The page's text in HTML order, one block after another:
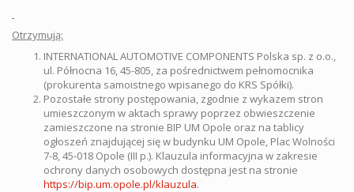
Otrzymują:
INTERNATIONAL AUTOMOTIVE COMPONENTS Polska sp. z o.o.,
ul. Północna 16, 45-805, za pośrednictwem pełnomocnika
(prokurenta samoistnego wpisanego do KRS Spółki).
Pozostałe strony postępowania, zgodnie z wykazem stron
umieszczonym w aktach sprawy poprzez obwieszczenie
zamieszczone na stronie BIP UM Opole oraz na tablicy
ogłoszeń znajdującej się w budynku UM Opole, Plac Wolności
7-8, 45-018 Opole (III p.). Klauzula informacyjna w zakresie
ochrony danych osobowych dostępna jest na stronie
https://bip.um.opole.pl/klauzula.